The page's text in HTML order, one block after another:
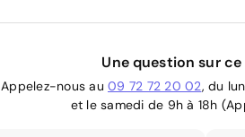
Une question sur ce
Appelez-nous au 09 72 72 20 02, du
et le samedi de 9h à 18h